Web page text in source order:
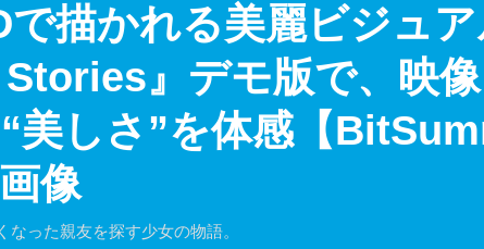
で描かれる美麗ビジュ
』デモ版で、映
美しさ”を体感【
像
なった親友を探す少女の物語。